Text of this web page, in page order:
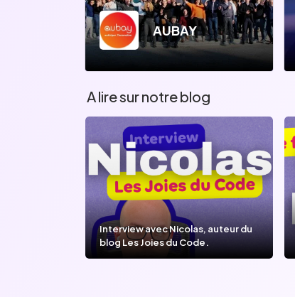
AUBAY
A lire sur notre blog
Interview avec Nicolas, auteur du
blog Les Joies du Code.